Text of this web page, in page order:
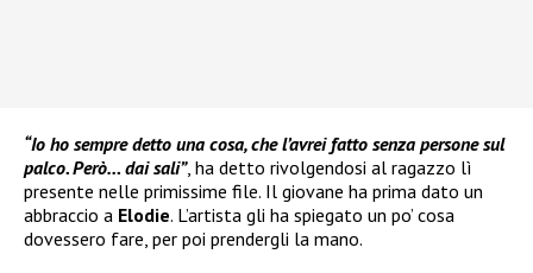
“Io ho sempre detto una cosa, che l’avrei fatto senza persone sul
palco. Però… dai sali”, ha detto rivolgendosi al ragazzo lì
presente nelle primissime file. Il giovane ha prima dato un
abbraccio a Elodie. L’artista gli ha spiegato un po’ cosa
dovessero fare, per poi prendergli la mano.